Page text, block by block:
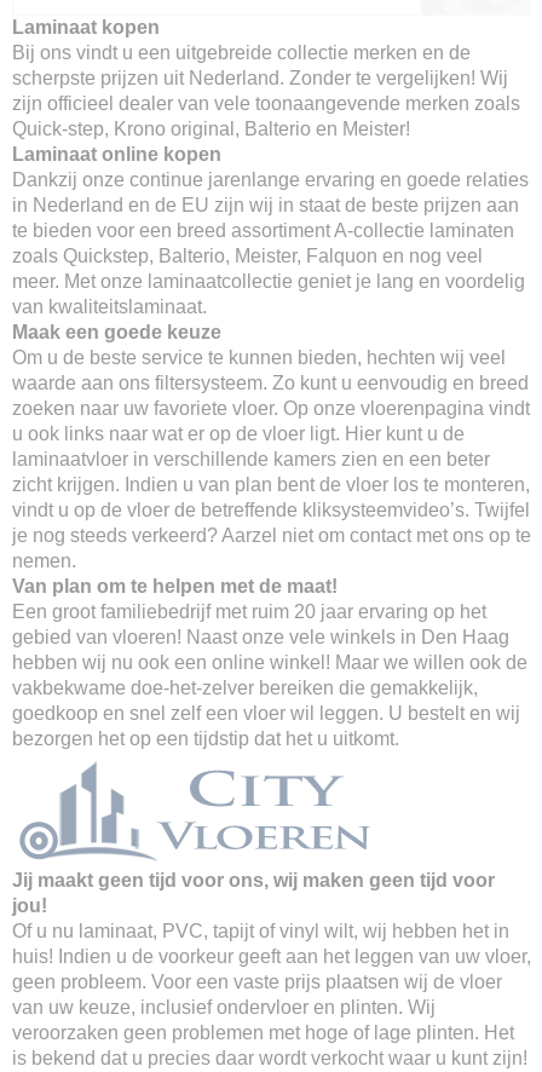
Laminaat kopen
Bij ons vindt u een uitgebreide collectie merken en de
scherpste prijzen uit Nederland. Zonder te vergelijken! Wij
zijn officieel dealer van vele toonaangevende merken zoals
Quick-step, Krono original, Balterio en Meister!
Laminaat online kopen
Dankzij onze continue jarenlange ervaring en goede relaties
in Nederland en de EU zijn wij in staat de beste prijzen aan
te bieden voor een breed assortiment A-collectie laminaten
zoals Quickstep, Balterio, Meister, Falquon en nog veel
meer. Met onze laminaatcollectie geniet je lang en voordelig
van kwaliteitslaminaat.
Maak een goede keuze
Om u de beste service te kunnen bieden, hechten wij veel
waarde aan ons filtersysteem. Zo kunt u eenvoudig en breed
zoeken naar uw favoriete vloer. Op onze vloerenpagina vindt
u ook links naar wat er op de vloer ligt. Hier kunt u de
laminaatvloer in verschillende kamers zien en een beter
zicht krijgen. Indien u van plan bent de vloer los te monteren,
vindt u op de vloer de betreffende kliksysteemvideo’s. Twijfel
je nog steeds verkeerd? Aarzel niet om contact met ons op te
nemen.
Van plan om te helpen met de maat!
Een groot familiebedrijf met ruim 20 jaar ervaring op het
gebied van vloeren! Naast onze vele winkels in Den Haag
hebben wij nu ook een online winkel! Maar we willen ook de
vakbekwame doe-het-zelver bereiken die gemakkelijk,
goedkoop en snel zelf een vloer wil leggen. U bestelt en wij
bezorgen het op een tijdstip dat het u uitkomt.
Jij maakt geen tijd voor ons, wij maken geen tijd voor
jou!
Of u nu laminaat, PVC, tapijt of vinyl wilt, wij hebben het in
huis! Indien u de voorkeur geeft aan het leggen van uw vloer,
geen probleem. Voor een vaste prijs plaatsen wij de vloer
van uw keuze, inclusief ondervloer en plinten. Wij
veroorzaken geen problemen met hoge of lage plinten. Het
is bekend dat u precies daar wordt verkocht waar u kunt zijn!